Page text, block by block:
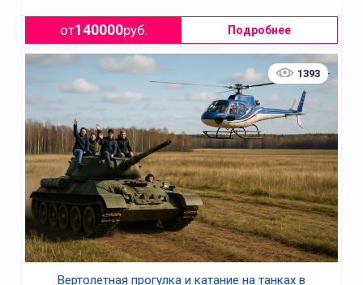
от140000руб. Подробнее
1393
Вертолетная прогулка и катание на танках в